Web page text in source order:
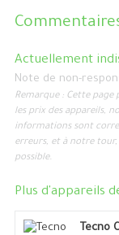
Actuellement
Note de non-
Remarque : Cette
les prix des appareils,
informations sont
erreurs, et à notre tour,
possible.
Plus d'appareils
Tecno